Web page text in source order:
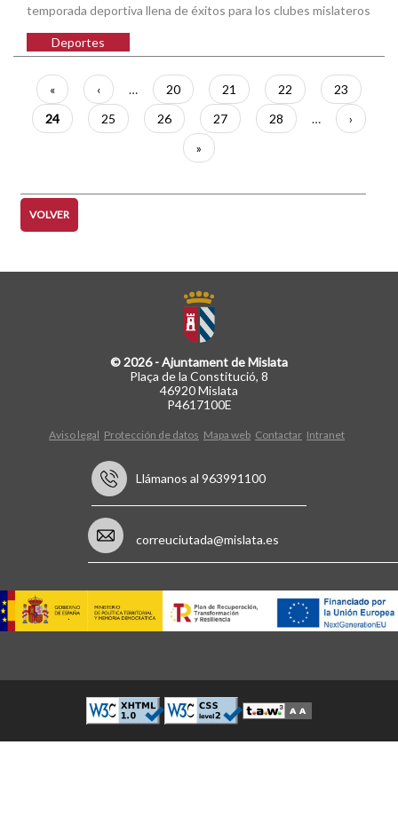
temporada deportiva llena de éxitos para los clubes mislateros
Deportes
Paginación
Primera
página
«
Página
anterior
‹ … Página
20 Página
21 Página
22 Página
23
Página
actual
24 Página
25 Página
26 Página
27 Página
28 …
página
›
Última
página
»
VOLVER
© 2026 - Ajuntament de Mislata
Plaça de la Constitució, 8
46920 Mislata
P4617100E
Aviso legal Protección de datos Mapa web Contactar Intranet
Llámanos al 963991100
correuciutada@mislata.es